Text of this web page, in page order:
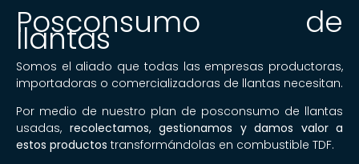
Posconsumo de
llantas
Somos el aliado que todas las empresas productoras,
importadoras o comercializadoras de llantas necesitan.
Por medio de nuestro plan de posconsumo de llantas
usadas, recolectamos, gestionamos y damos valor a
estos productos transformándolas en combustible TDF.